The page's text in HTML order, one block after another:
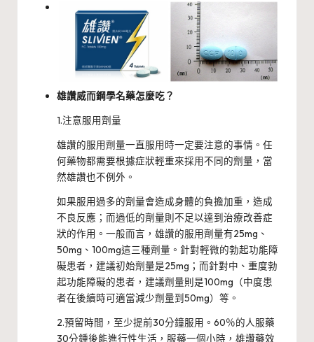
雄讚威而鋼學名藥怎麼吃？
1.注意服用劑量
雄讚的服用劑量一直服用時一定要注意的事情。任
何藥物都需要根據症狀輕重來採用不同的劑量，當
然雄讚也不例外。
如果服用過多的劑量會造成身體的負擔加重，造成
不良反應；而過低的劑量則不足以達到治療改善症
狀的作用。一般而言，雄讚的服用劑量有25mg、
50mg、100mg這三種劑量。針對輕微的勃起功能障
礙患者，建議初始劑量是25mg；而針對中、重度勃
起功能障礙的患者，建議劑量則是100mg（中度患
者在後續時可適當減少劑量到50mg）等。
2.預留時間，至少提前30分鐘服用。60％的人服藥
30分鍾後能進行性生活，服藥一個小時，雄讚藥效